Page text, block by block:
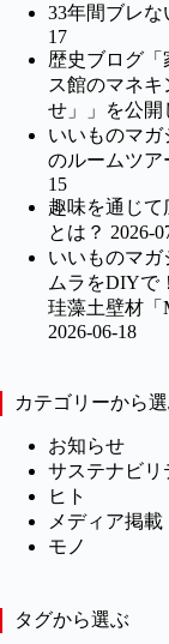
33年間ブレな
17
歴史ブログ
ス館のマネ
せ」」を公開
いいものマ
のルームツア
15
趣味を通じて
とは？ 2026-
いいものマ
ムラをDIYで
珪藻土壁材「
2026-06-18
カテゴリーから
お知らせ
サステナビリ
ヒト
メディア掲載
モノ
タグから選ぶ